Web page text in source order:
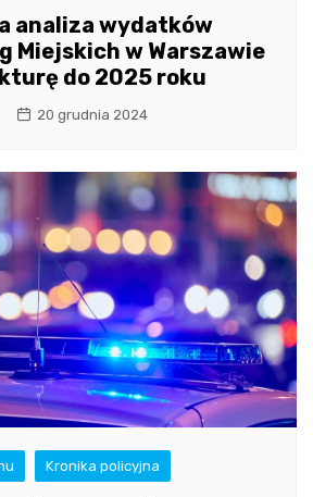
analiza wydatków
Miejskich w Warszawie
do 2025 roku
20 grudnia 2024
Kronika policyjna